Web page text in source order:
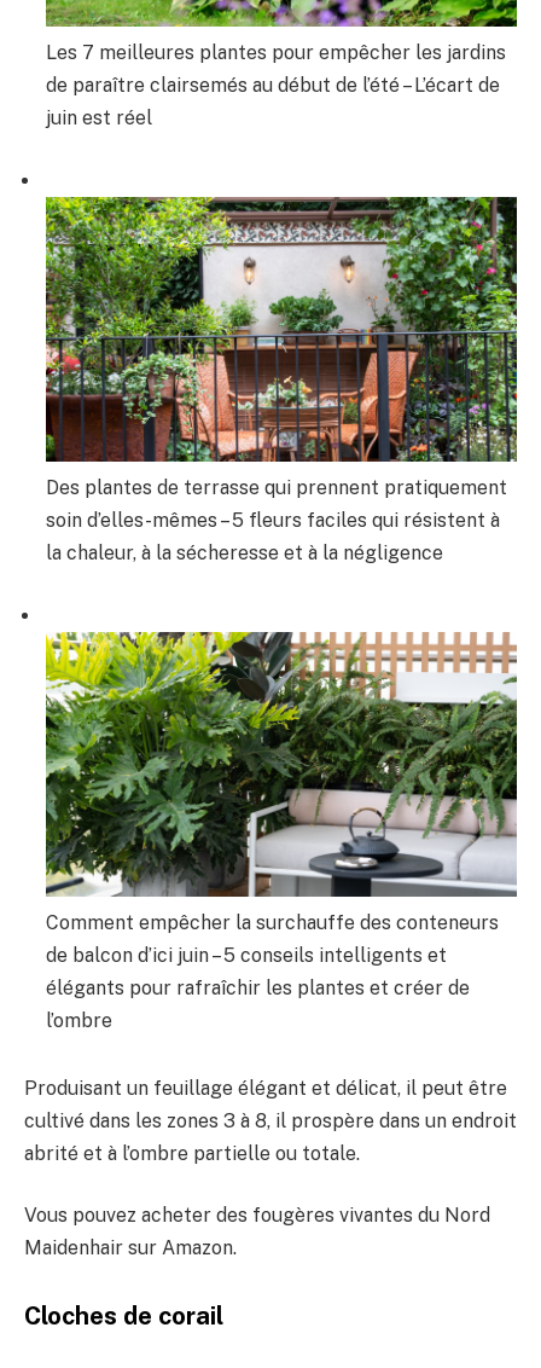
Les 7 meilleures plantes pour empêcher les jardins
de paraître clairsemés au début de l’été – L’écart de
juin est réel
Des plantes de terrasse qui prennent pratiquement
soin d’elles-mêmes – 5 fleurs faciles qui résistent à
la chaleur, à la sécheresse et à la négligence
Comment empêcher la surchauffe des conteneurs
de balcon d’ici juin – 5 conseils intelligents et
élégants pour rafraîchir les plantes et créer de
l’ombre
Produisant un feuillage élégant et délicat, il peut être
cultivé dans les zones 3 à 8, il prospère dans un endroit
abrité et à l’ombre partielle ou totale.
Vous pouvez acheter des fougères vivantes du Nord
Maidenhair sur Amazon.
Cloches de corail